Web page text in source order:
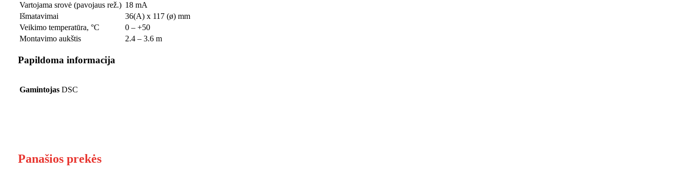
Vartojama srovė (pavojaus rež.) 18 mA
Išmatavimai
36(A) x 117 (ø) mm
Veikimo temperatūra, °C
0 – +50
Montavimo aukštis
2.4 – 3.6 m
Papildoma informacija
Gamintojas DSC
Panašios prekės